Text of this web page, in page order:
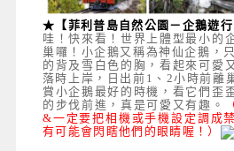
★【菲利普島自然公園－企鵝遊
哇！快來看！世界上體型最小的
巢囉！小企鵝又稱為神仙企鵝，
的背及雪白色的胸，看起來可愛
落時上岸，日出前1、2小時前離
賞小企鵝最好的時機，看它們歪
的步伐前進，真是可愛又有趣。
&一 定要把相機或手機設定調成
有可能會閃瞎他們的眼睛喔！ ）